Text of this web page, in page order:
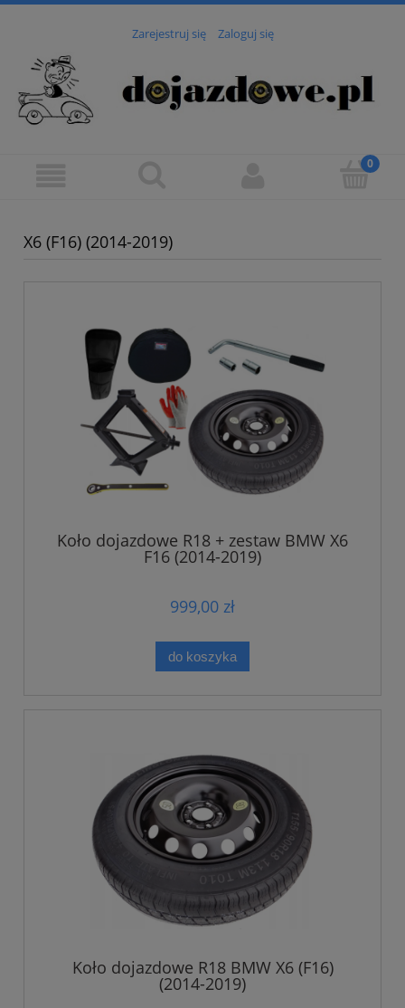
Zarejestruj się Zaloguj się
X6 (F16) (2014-2019)
Koło dojazdowe R18 + zestaw BMW X6
F16 (2014-2019)
999,00 zł
do koszyka
Koło dojazdowe R18 BMW X6 (F16)
(2014-2019)